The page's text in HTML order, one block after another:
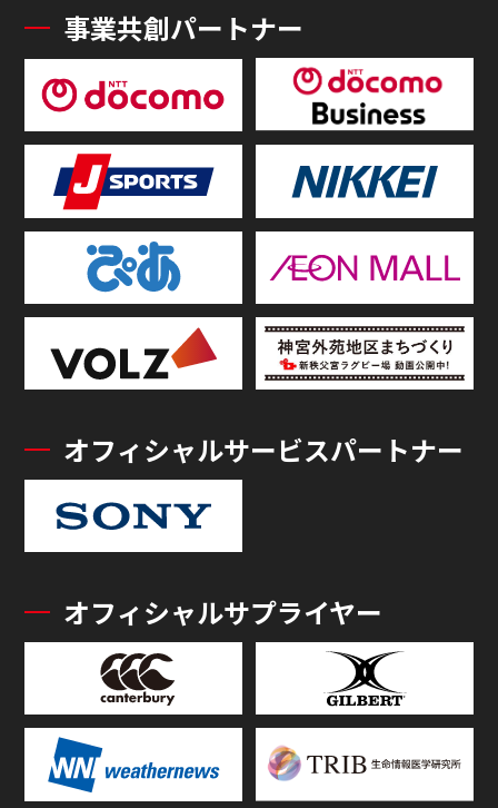
事業共創パートナー
オフィシャルサービスパートナー
オフィシャルサプライヤー